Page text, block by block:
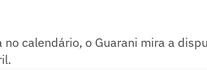
calendário, o Guarani mira a